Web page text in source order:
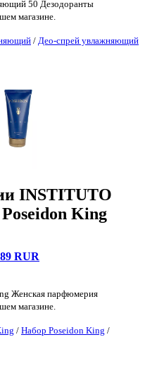
50 Дезодоранты
магазине.
/ Део-спрей увлажняющий
INSTITUTO
King
RUR
Женская парфюмерия
магазине.
/ Набор Poseidon King /